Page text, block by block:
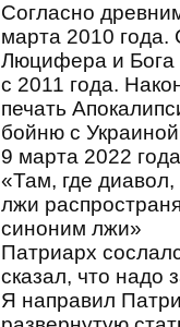
Согласно
марта 2010 года.
Люцифера и Бога
с 2011 года.
печать
бойню с
9 марта 2022
«Там, где диавол,
лжи
синоним лжи»
Патриарх
сказал, что надо
Я направил